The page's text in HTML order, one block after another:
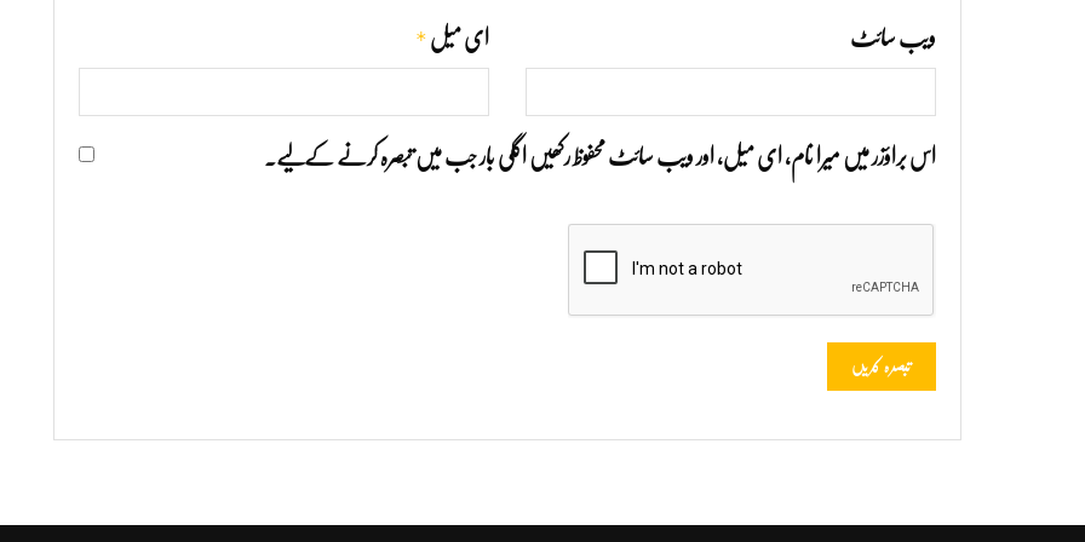
ای میل * ویب‌ سائٹ
اس براؤزر میں میرا نام، ای میل، اور ویب سائٹ محفوظ رکھیں اگلی بار جب میں تبصرہ کرنے کےلیے۔